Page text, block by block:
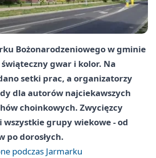
Bożonarodzeniowego w gminie
świąteczny gwar i kolor. Na
setki prac, a organizatorzy
dla autorów najciekawszych
choinkowych. Zwycięzcy
grupy wiekowe - od
po dorosłych.
podczas Jarmarku